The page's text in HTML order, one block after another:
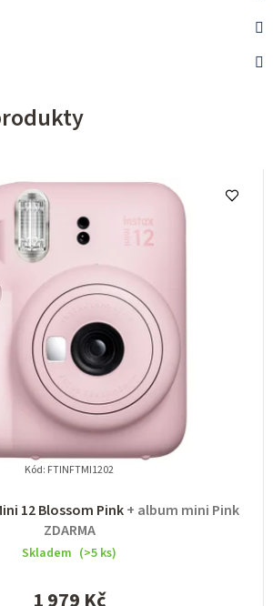
12 Blossom Pink+ album mini Pink
ZDARMA
Skladem (>5 ks)
Kód: FTINFTMI1202